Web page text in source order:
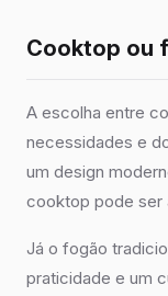
Cooktop ou
A escolha entre
necessidades e
um design
cooktop pode ser
Já o fogão
praticidade e um